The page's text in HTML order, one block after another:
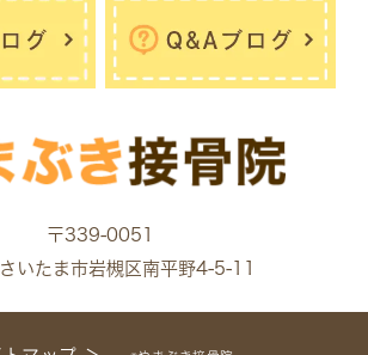
〒339-0051
いたま市岩槻区南平野4-5-11